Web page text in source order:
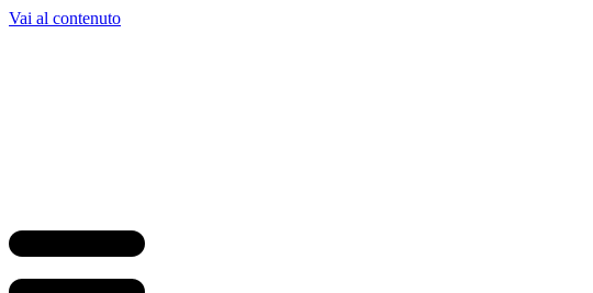
Vai al contenuto